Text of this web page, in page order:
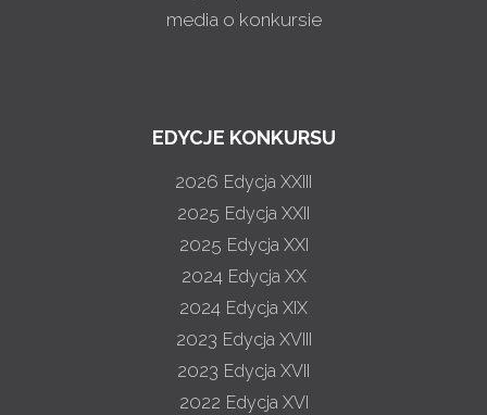
media o konkursie
EDYCJE KONKURSU
2026 Edycja XXIII
2025 Edycja XXII
2025 Edycja XXI
2024 Edycja XX
2024 Edycja XIX
2023 Edycja XVIII
2023 Edycja XVII
2022 Edycja XVI